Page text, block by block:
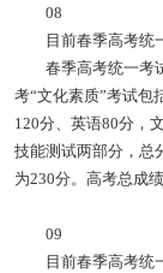
08
目前春季高考统
春季高考统一考
考“文化素质”考试包
120分、英语80分，
技能测试两部分，总
为230分。高考总成绩
09
目前春季高考统